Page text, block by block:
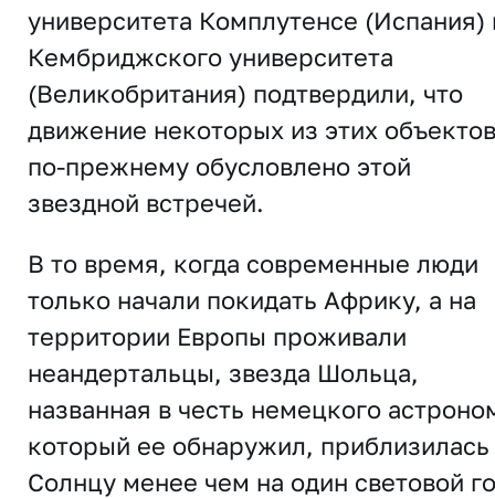
университета Комплутенсе (Испания)
Кембриджского университета
(Великобритания) подтвердили, что
движение некоторых из этих объектов
по-прежнему обусловлено этой
звездной встречей.
В то время, когда современные люди
только начали покидать Африку, а на
территории Европы проживали
неандертальцы, звезда Шольца,
названная в честь немецкого
который ее обнаружил, приблизилась
Солнцу менее чем на один световой